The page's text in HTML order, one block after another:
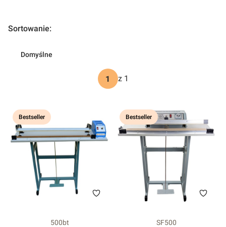
Lista produktów
Sortowanie:
Domyślne
z 1
Bestseller
Kod produktu
500bt
Bestseller
Kod produktu
SF500